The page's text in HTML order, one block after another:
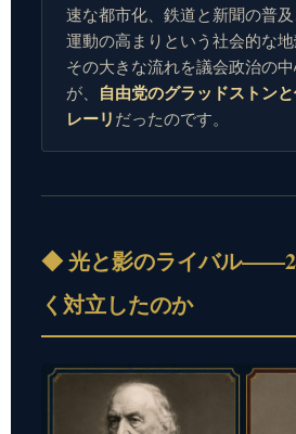
速な都市化、鉄道と新聞の普
運動の高まりという社会的な地
その大きな流れを議会政治の
が、 自由党のグラッドストン
レーリ だったのです。
◆ 光と影のライバル——2
く対立したのか